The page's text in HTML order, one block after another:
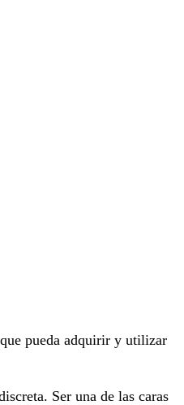
pueda adquirir y utilizar
Ser una de las caras